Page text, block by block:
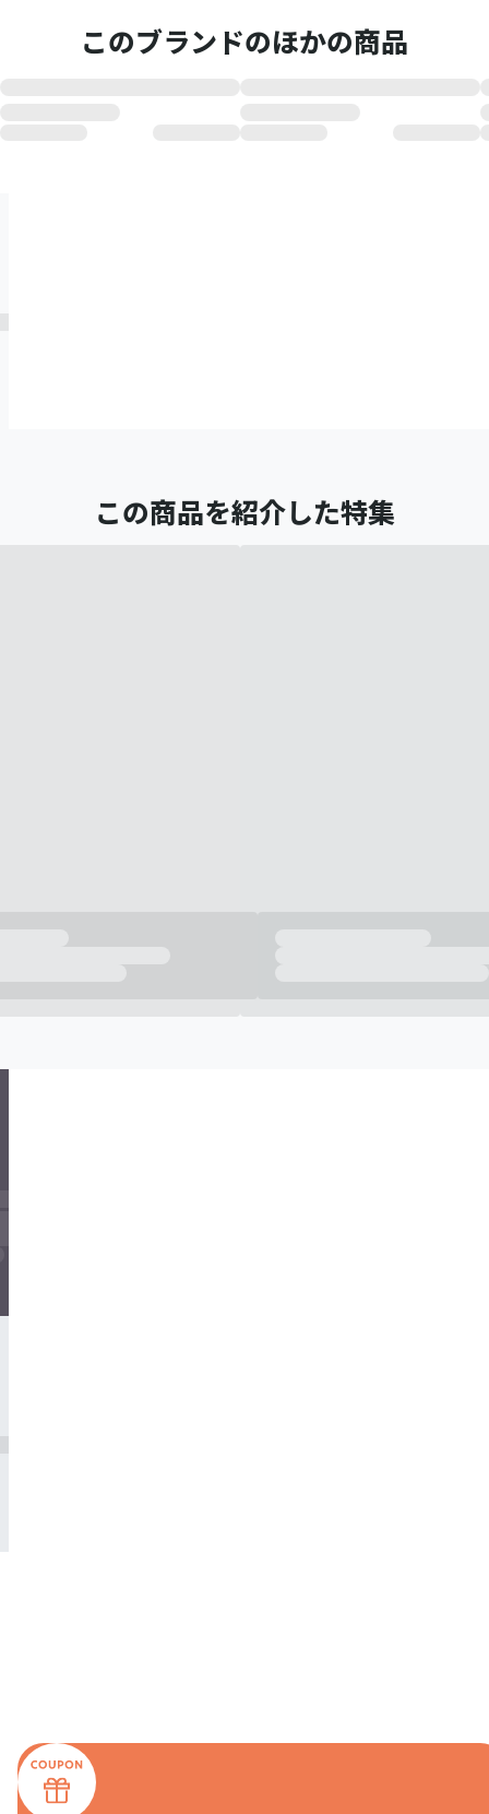
このブランドのほかの商品
この商品を紹介した特集